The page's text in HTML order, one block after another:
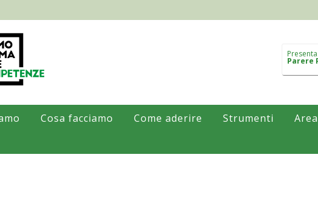
Parere
Cosa facciamo Come aderire Strumenti